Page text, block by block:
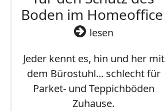
Boden im Homeoffice
lesen
Jeder kennt es, hin und her mit
dem Bürostuhl... schlecht für
Parket- und Teppichböden
Zuhause.